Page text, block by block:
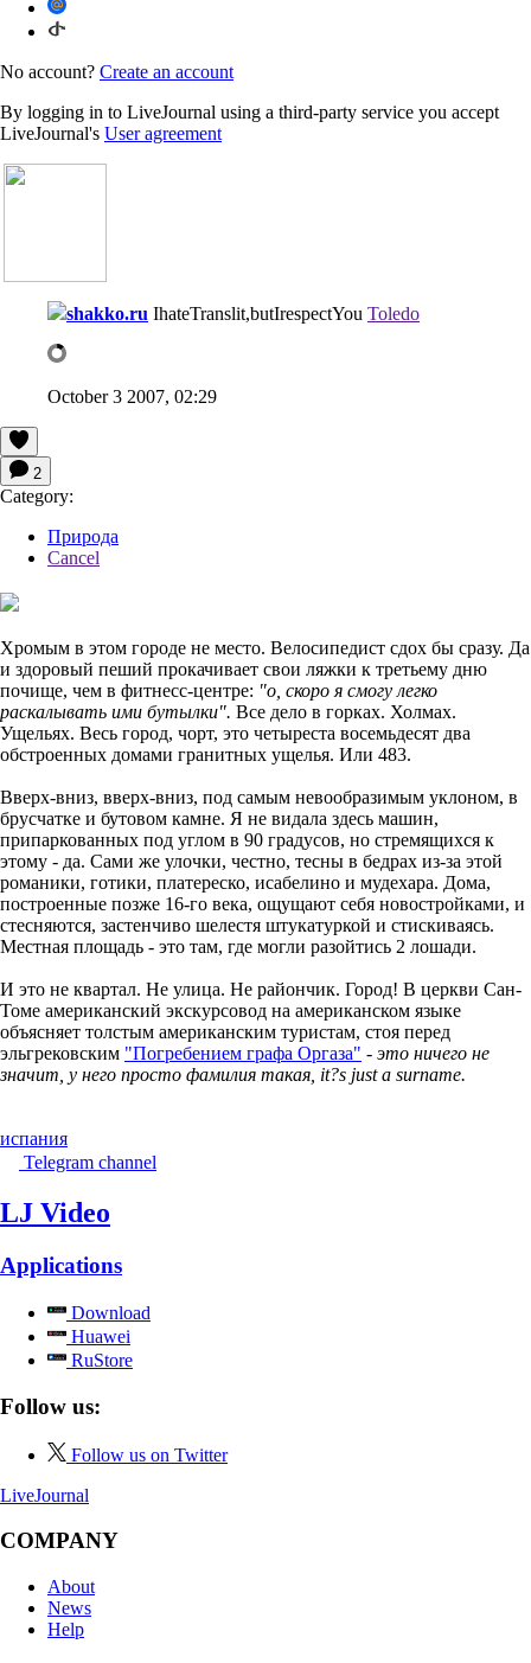
No account? Create an account
By logging in to LiveJournal using a third-party service you accept
LiveJournal's User agreement
shakko.ru IhateTranslit,butIrespectYou Toledo
October 3 2007, 02:29
2
Category:
Природа
Cancel
Хромым в этом городе не место. Велосипедист сдох бы сразу. Да
и здоровый пеший прокачивает свои ляжки к третьему дню
почище, чем в фитнесс-центре: "о, скоро я смогу легко
раскалывать ими бутылки". Все дело в горках. Холмах.
Ущельях. Весь город, чорт, это четыреста восемьдесят два
обстроенных домами гранитных ущелья. Или 483.
Вверх-вниз, вверх-вниз, под самым невообразимым уклоном, в
брусчатке и бутовом камне. Я не видала здесь машин,
припаркованных под углом в 90 градусов, но стремящихся к
этому - да. Сами же улочки, честно, теcны в бедрах из-за этой
романики, готики, платереско, исабелино и мудехара. Дома,
построенные позже 16-го века, ощущают себя новостройками, и
стесняются, застенчиво шелестя штукатуркой и стискиваясь.
Местная площадь - это там, где могли разойтись 2 лошади.
И это не квартал. Не улица. Не райончик. Город! В церкви Сан-
Томе американский экскурсовод на американском языке
объясняет толстым американским туристам, стоя перед
эльгрековским "Погребением графа Оргаза" - это ничего не
значит, у него просто фамилия такая, it?s just a surname.
испания
Telegram channel
LJ Video
Applications
Download
Huawei
RuStore
Follow us:
Follow us on Twitter
LiveJournal
COMPANY
About
News
Help